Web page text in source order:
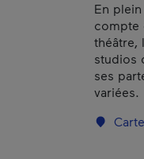
En
compte
théâtre,
studios
ses
variées.